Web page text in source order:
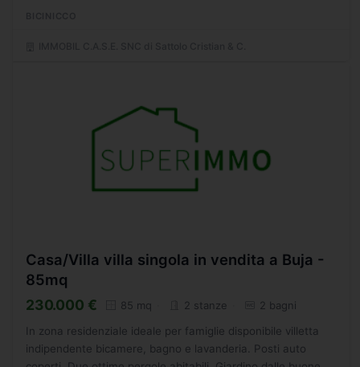
Casa/Villa villa singola in vendita a Buja -
85mq
230.000 € 85 mq 2 stanze 2 bagni
In zona residenziale ideale per famiglie disponibile villetta
indipendente bicamere, bagno e lavanderia. Posti auto